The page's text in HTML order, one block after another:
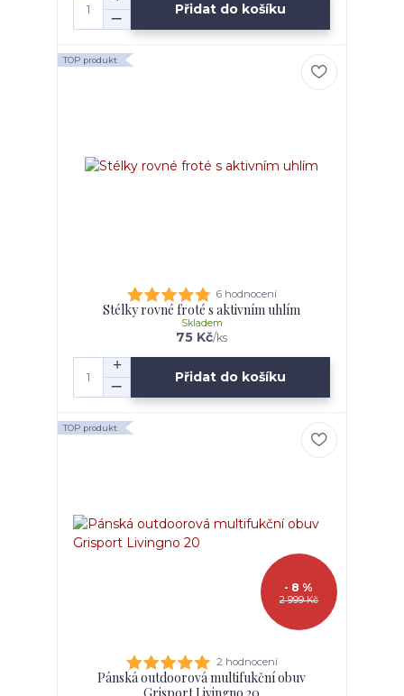
Přidat do košíku
TOP produkt
6 hodnocení
Stélky rovné froté s aktivním uhlím
75 Kč/ks
Skladem
Přidat do košíku
TOP produkt
2 999 Kč
- 8 %
2 hodnocení
Pánská outdoorová multifukční obuv